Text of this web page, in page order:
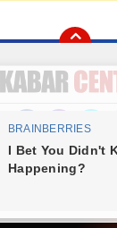
FacebookInstagram
Sitemap Hubungi